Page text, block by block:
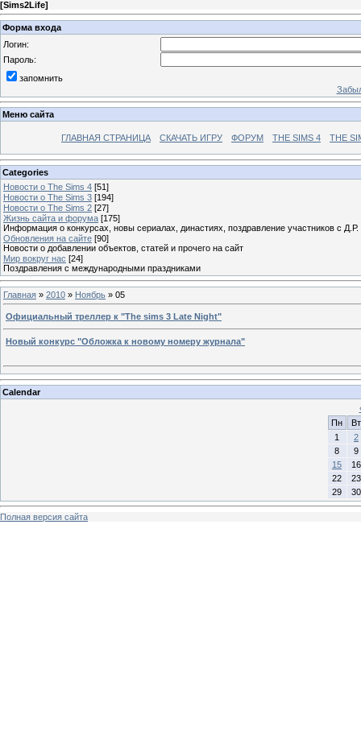
[Sims2Life]
Форма входа
Логин:
Пароль:
запомнить
Меню сайта
ГЛАВНАЯ СТРАНИЦА СКАЧАТЬ ИГРУ ФОРУМ THE SIMS 4 THE
Categories
Новости о The Sims 4 [51]
Новости о The Sims 3 [194]
Новости о The Sims 2 [27]
Жизнь сайта и форума [175]
Информация о конкурсах, новы сериалах, династиях, поздравление участников с Д.Р.
Обновления на сайте [90]
Новости о добавлении объектов, статей и прочего на сайт
Мир вокруг нас [24]
Поздравления с международными праздниками
Главная » 2010 » Ноябрь » 05
Официальный треллер к "The sims 3 Late Night"
Новый конкурс "Обложка к новому номеру журнала"
Calendar
Пн
Вт
1
2
8
9
15
16
22
23
29
30
Полная версия сайта